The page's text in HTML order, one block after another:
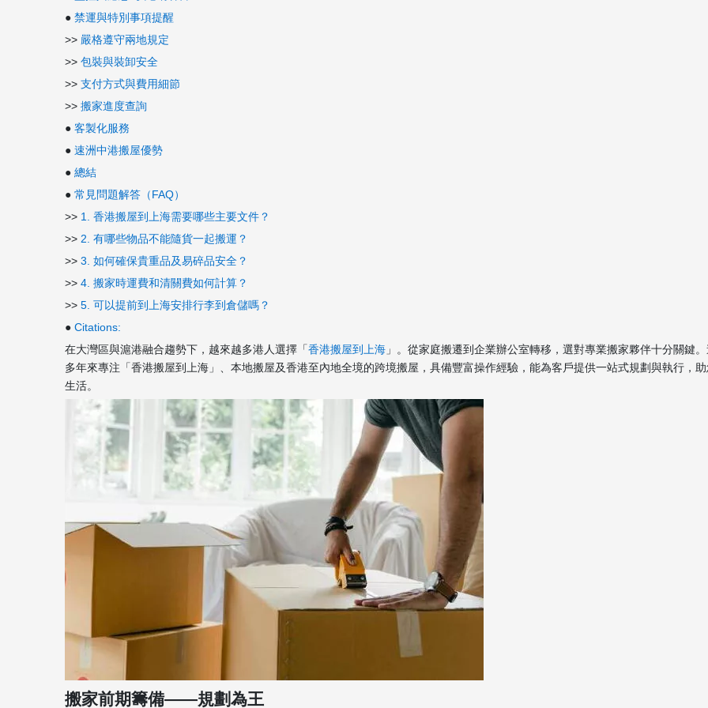
● 禁運與特別事項提醒
>> 嚴格遵守兩地規定
>> 包裝與裝卸安全
>> 支付方式與費用細節
>> 搬家進度查詢
● 客製化服務
● 速洲中港搬屋優勢
● 總結
● 常見問題解答（FAQ）
>> 1. 香港搬屋到上海需要哪些主要文件？
>> 2. 有哪些物品不能隨貨一起搬運？
>> 3. 如何確保貴重品及易碎品安全？
>> 4. 搬家時運費和清關費如何計算？
>> 5. 可以提前到上海安排行李到倉儲嗎？
● Citations:
在大灣區與滬港融合趨勢下，越來越多港人選擇「香港搬屋到上海 」。從家庭搬遷到企業辦公室轉移，選對專業搬家夥伴十分關鍵
多年來專注「香港搬屋到上海」、本地搬屋及香港至內地全境的跨境搬屋，具備豐富操作經驗，能為客戶提供一站式規劃與執行，
生活。
搬家前期籌備——規劃為王